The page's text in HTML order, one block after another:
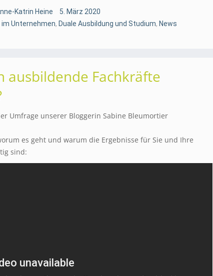
Katrin Heine
5. März 2020
im Unternehmen, Duale Ausbildung und Studium, News
ausbildende Fachkräfte
Umfrage unserer Bloggerin Sabine Bleumortier
es geht und warum die Ergebnisse für Sie und Ihre
sind: